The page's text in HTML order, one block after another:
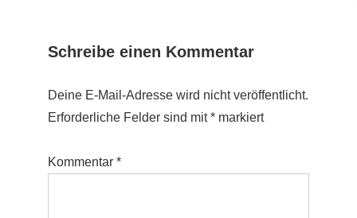
Schreibe einen Kommentar
Deine E-Mail-Adresse wird nicht veröffentlicht.
Erforderliche Felder sind mit* markiert
Kommentar *